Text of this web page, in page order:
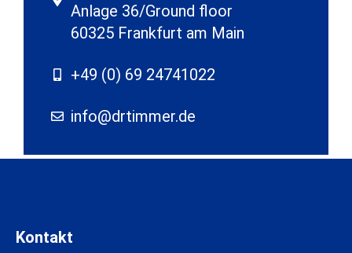
Anlage 36/Ground floor
60325 Frankfurt am Main
+49 (0) 69 24741022
info@drtimmer.de
Kontakt